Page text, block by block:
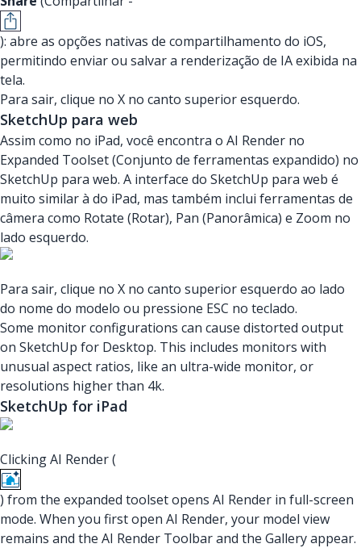
): abre as opções nativas de compartilhamento do iOS,
permitindo enviar ou salvar a renderização de IA exibida na
tela.
Para sair, clique no X no canto superior esquerdo.
SketchUp para web
Assim como no iPad, você encontra o AI Render no
Expanded Toolset (Conjunto de ferramentas expandido) no
SketchUp para web. A interface do SketchUp para web é
muito similar à do iPad, mas também inclui ferramentas de
câmera como Rotate (Rotar), Pan (Panorâmica) e Zoom no
lado esquerdo.
Para sair, clique no X no canto superior esquerdo ao lado
do nome do modelo ou pressione ESC no teclado.
Some monitor configurations can cause distorted output
on SketchUp for Desktop. This includes monitors with
unusual aspect ratios, like an ultra-wide monitor, or
resolutions higher than 4k.
SketchUp for iPad
Clicking AI Render (
) from the expanded toolset opens AI Render in full-screen
mode. When you first open AI Render, your model view
remains and the AI Render Toolbar and the Gallery appear.